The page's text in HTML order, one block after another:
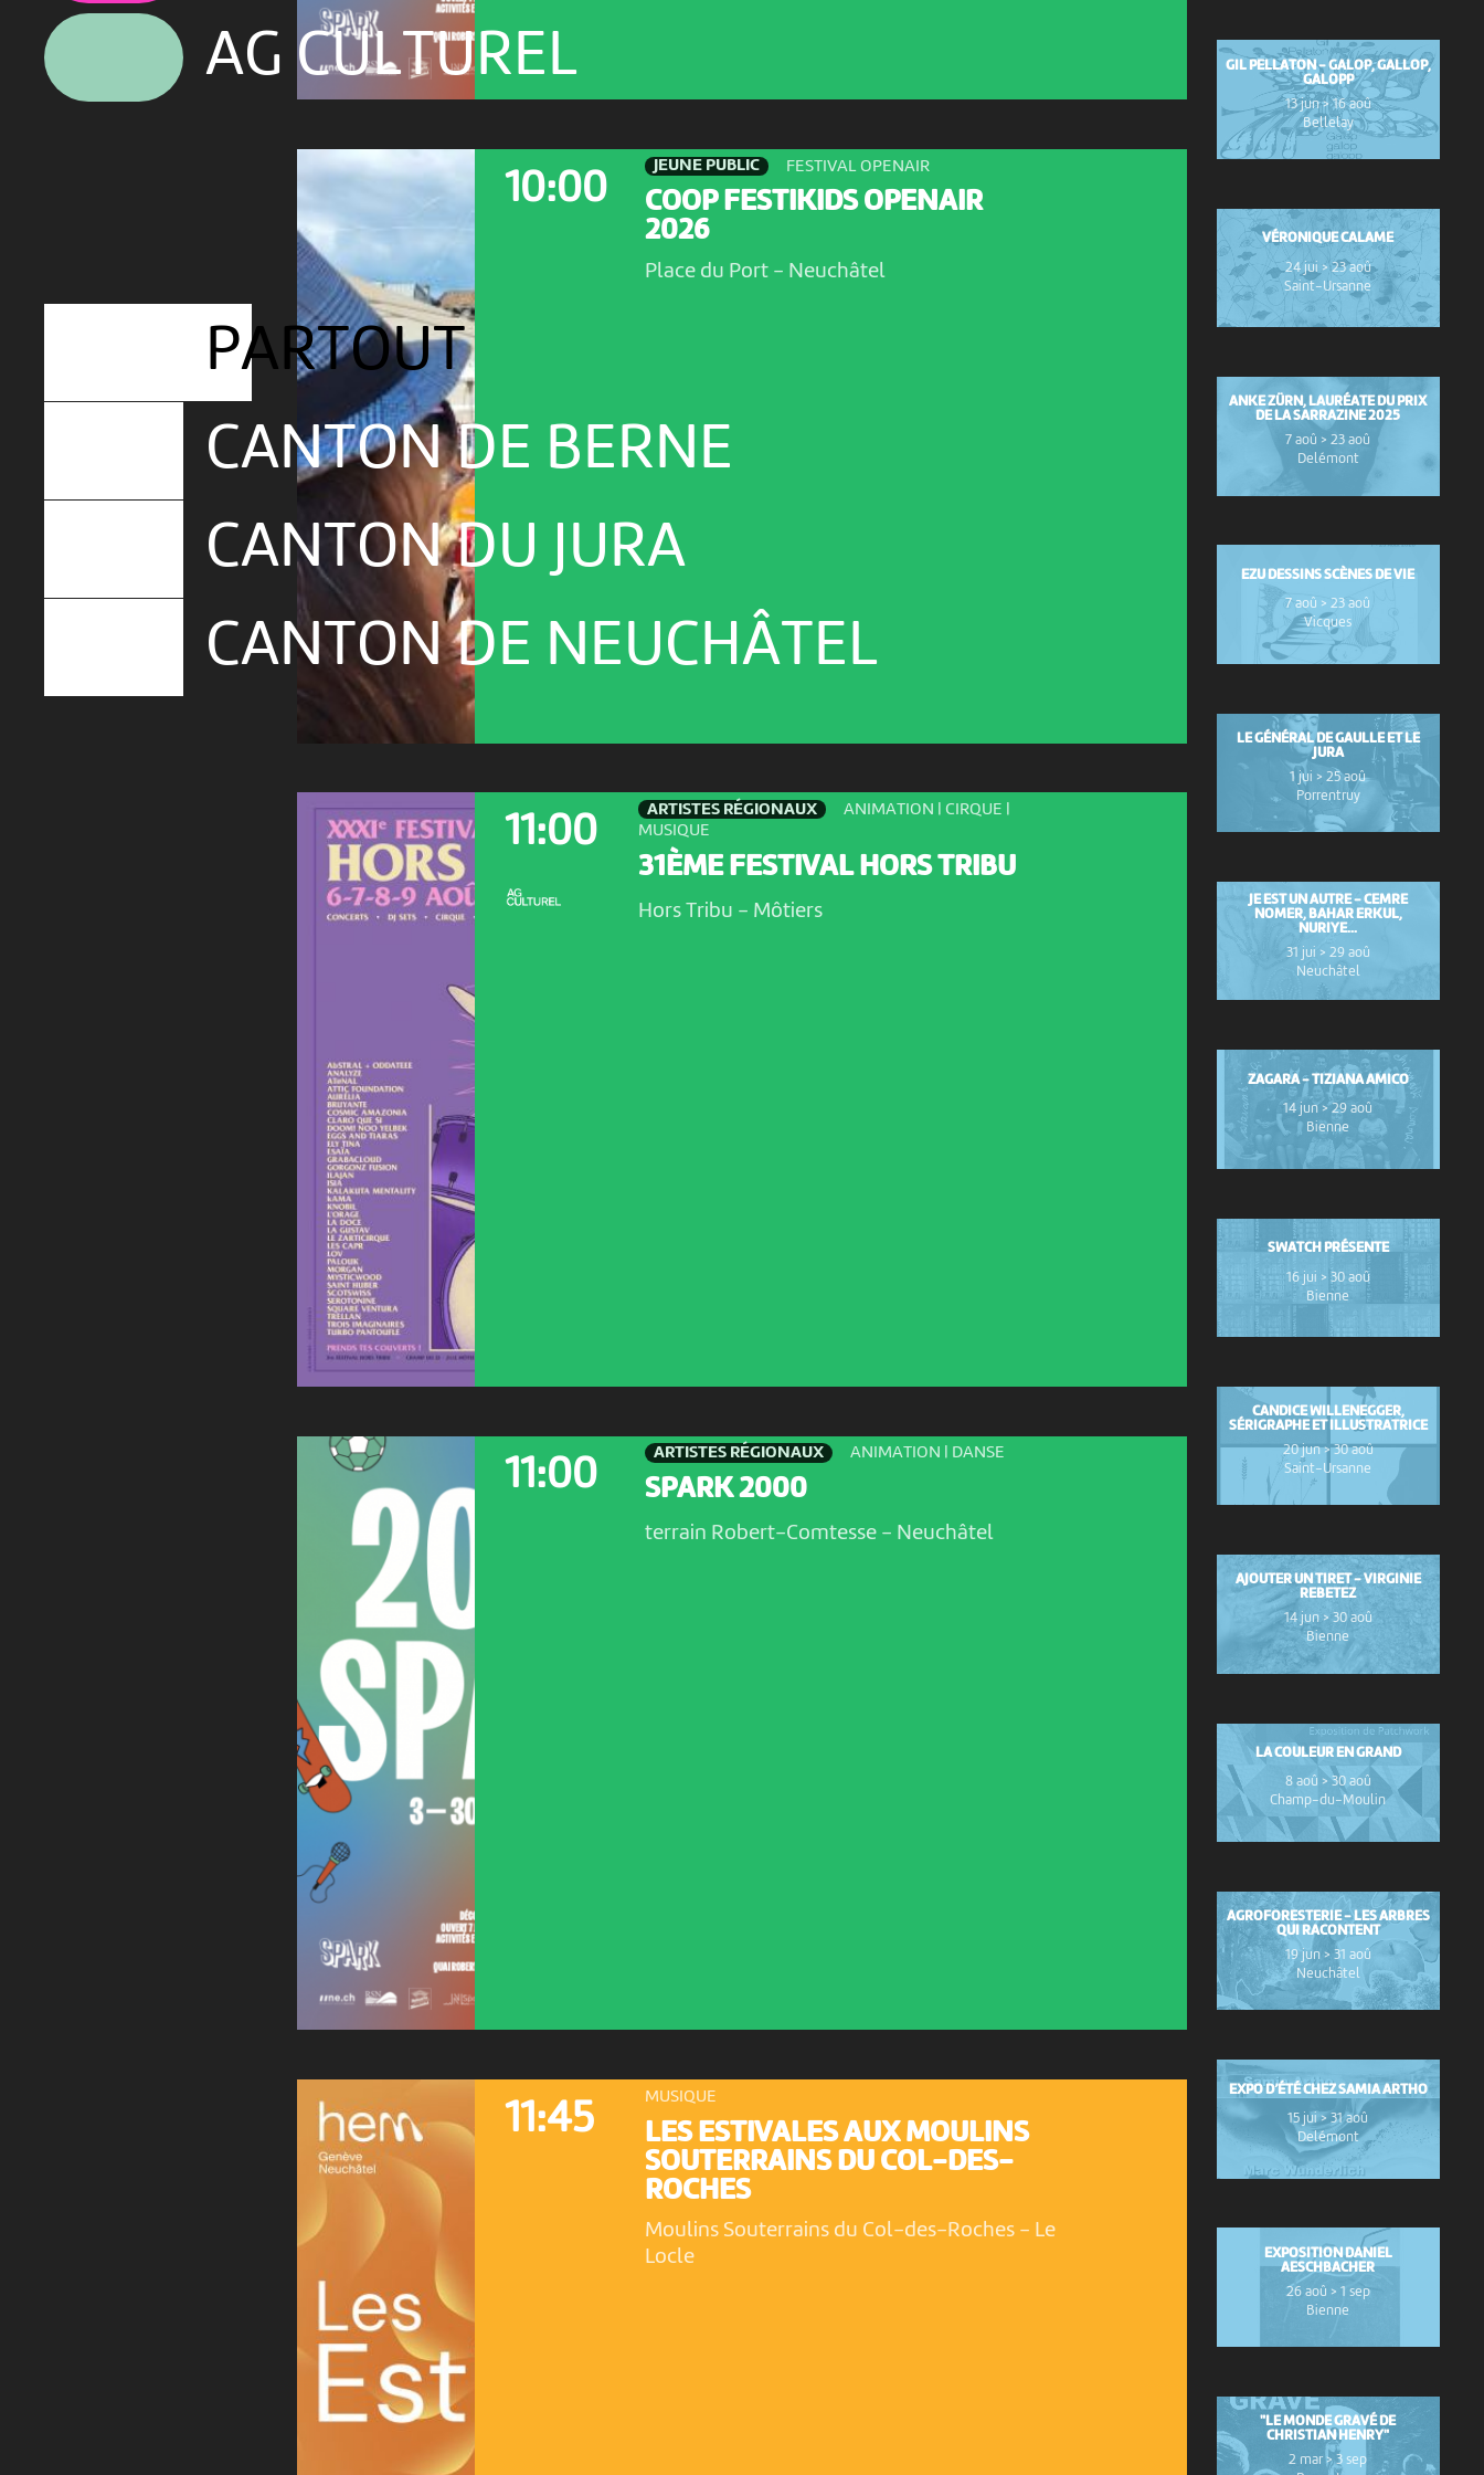
AG CULTUREL
PARTOUT
CANTON DE BERNE
CANTON DU JURA
CANTON DE NEUCHÂTEL
10:00
JEUNE PUBLIC FESTIVAL OPENAIR
COOP FESTIKIDS OPENAIR
2026
Place du Port - Neuchâtel
11:00
ARTISTES RÉGIONAUX
ANIMATION | CIRQUE |
MUSIQUE
31ÈME FESTIVAL HORS TRIBU
Hors Tribu - Môtiers
11:00
ARTISTES RÉGIONAUX ANIMATION | DANSE
SPARK 2000
terrain Robert-Comtesse - Neuchâtel
11:45 MUSIQUE
LES ESTIVALES AUX MOULINS
SOUTERRAINS DU COL-DES-
ROCHES
Moulins Souterrains du Col-des-Roches - Le
Locle
GIL PELLATON - GALOP, GALLOP,
GALOPP
13 jun > 16 aoû
Bellelay
VÉRONIQUE CALAME
24 jui > 23 aoû
Saint-Ursanne
ANKE ZÜRN, LAURÉATE DU PRIX
DE LA SARRAZINE 2025
7 aoû > 23 aoû
Delémont
EZU DESSINS SCÈNES DE VIE
7 aoû > 23 aoû
Vicques
LE GÉNÉRAL DE GAULLE ET LE
JURA
1 jui > 25 aoû
Porrentruy
JE EST UN AUTRE - CEMRE
NOMER, BAHAR ERKUL,
NURIYE...
31 jui > 29 aoû
Neuchâtel
ZAGARA - TIZIANA AMICO
14 jun > 29 aoû
Bienne
SWATCH PRÉSENTE
16 jui > 30 aoû
Bienne
CANDICE WILLENEGGER,
SÉRIGRAPHE ET ILLUSTRATRICE
20 jun > 30 aoû
Saint-Ursanne
AJOUTER UN TIRET - VIRGINIE
REBETEZ
14 jun > 30 aoû
Bienne
LA COULEUR EN GRAND
8 aoû > 30 aoû
Champ-du-Moulin
AGROFORESTERIE - LES ARBRES
QUI RACONTENT
19 jun > 31 aoû
Neuchâtel
EXPO D’ÉTÉ CHEZ SAMIA ARTHO
15 jui > 31 aoû
Delémont
EXPOSITION DANIEL
AESCHBACHER
26 aoû > 1 sep
Bienne
"LE MONDE GRAVÉ DE
CHRISTIAN HENRY"
2 mar > 3 sep